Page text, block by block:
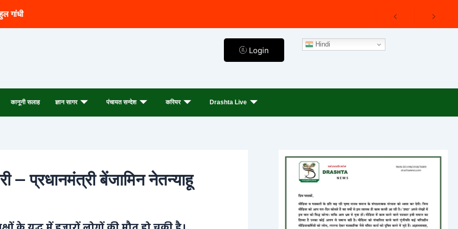
गांधी
Login
Hindi
कानूनी सलाह ज्ञान सागर पंचायत सन्देश करियर Drashta Live
– प्रधानमंत्री बेंजामिन नेतन्याहू